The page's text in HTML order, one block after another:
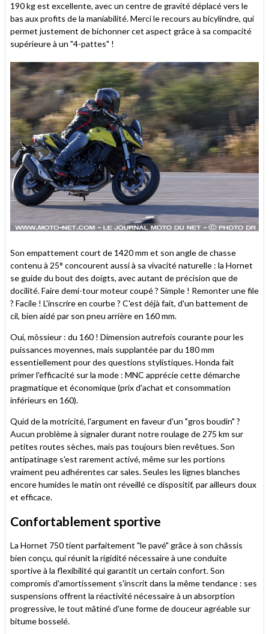
190 kg est excellente, avec un centre de gravité déplacé vers le
bas aux profits de la maniabilité. Merci le recours au bicylindre, qui
permet justement de bichonner cet aspect grâce à sa compacité
supérieure à un "4-pattes" !
Son empattement court de 1420 mm et son angle de chasse
contenu à 25° concourent aussi à sa vivacité naturelle : la Hornet
se guide du bout des doigts, avec autant de précision que de
docilité. Faire demi-tour moteur coupé ? Simple ! Remonter une file
? Facile ! L'inscrire en courbe ? C'est déjà fait, d'un battement de
cil, bien aidé par son pneu arrière en 160 mm.
Oui, môssieur : du 160 ! Dimension autrefois courante pour les
puissances moyennes, mais supplantée par du 180 mm
essentiellement pour des questions stylistiques. Honda fait
primer l'efficacité sur la mode : MNC apprécie cette démarche
pragmatique et économique (prix d'achat et consommation
inférieurs en 160).
Quid de la motricité, l'argument en faveur d'un "gros boudin" ?
Aucun problème à signaler durant notre roulage de 275 km sur
petites routes sèches, mais pas toujours bien revêtues. Son
antipatinage s'est rarement activé, même sur les portions
vraiment peu adhérentes car sales. Seules les lignes blanches
encore humides le matin ont réveillé ce dispositif, par ailleurs doux
et efficace.
Confortablement sportive
La Hornet 750 tient parfaitement "le pavé" grâce à son châssis
bien conçu, qui réunit la rigidité nécessaire à une conduite
sportive à la flexibilité qui garantit un certain confort. Son
compromis d'amortissement s'inscrit dans la même tendance : ses
suspensions offrent la réactivité nécessaire à un absorption
progressive, le tout mâtiné d'une forme de douceur agréable sur
bitume bosselé.